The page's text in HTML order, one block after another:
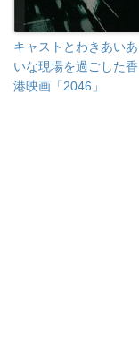
キャストとわきあいあ
いな現場を過ごした香
港映画「2046」